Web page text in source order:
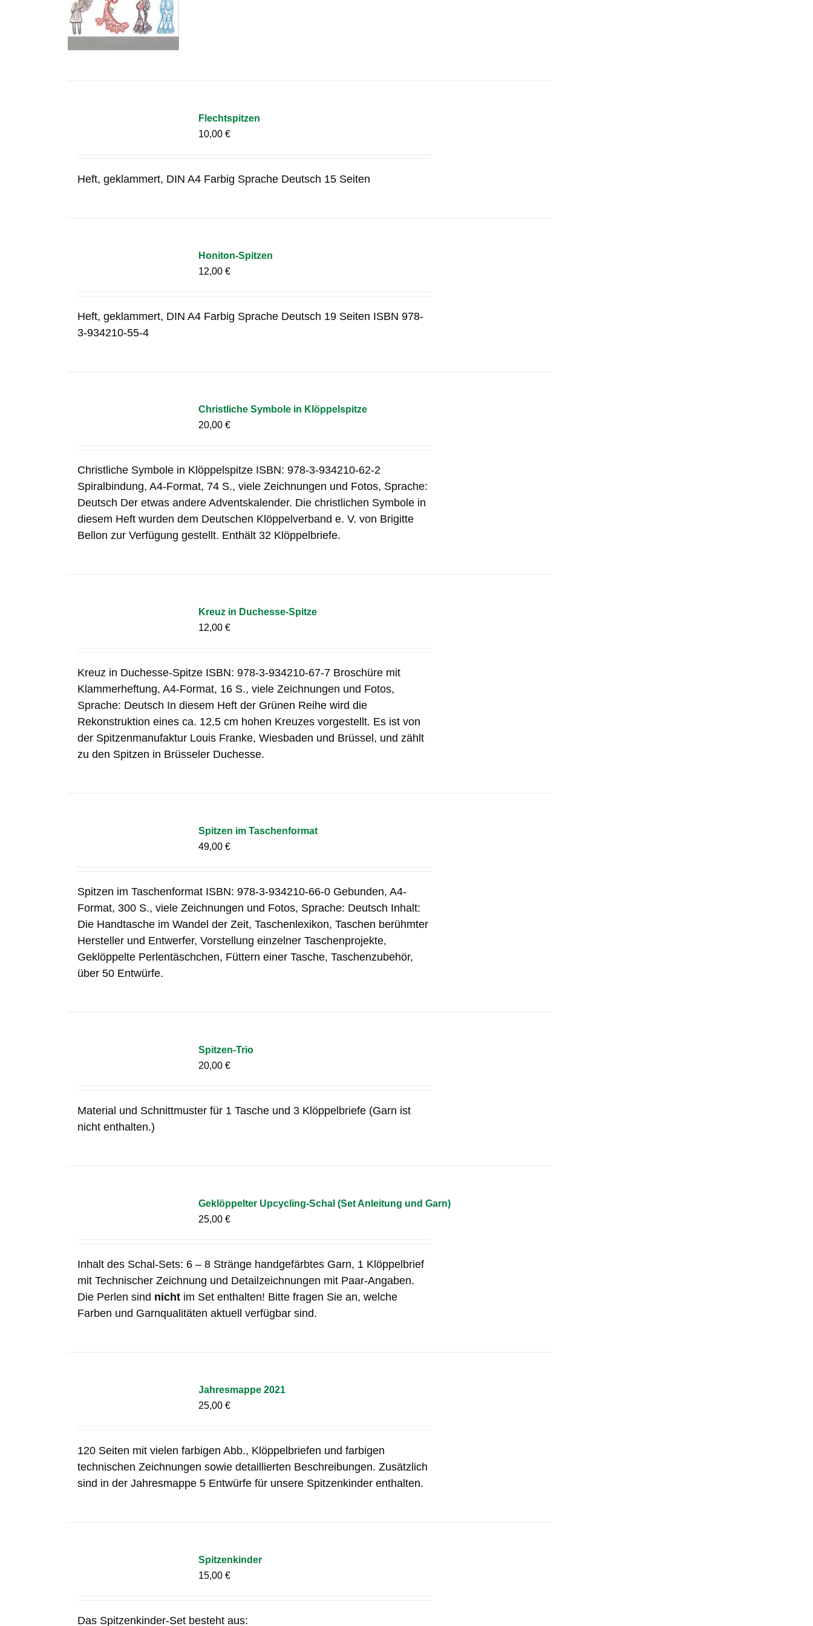
Flechtspitzen
10,00€
Heft, geklammert, DIN A4 Farbig Sprache Deutsch 15 Seiten
Honiton-Spitzen
12,00€
Heft, geklammert, DIN A4 Farbig Sprache Deutsch 19 Seiten ISBN 978-
3-934210-55-4
Christliche Symbole in Klöppelspitze
20,00€
Christliche Symbole in Klöppelspitze ISBN: 978-3-934210-62-2
Spiralbindung, A4-Format, 74 S., viele Zeichnungen und Fotos, Sprache:
Deutsch Der etwas andere Adventskalender. Die christlichen Symbole in
diesem Heft wurden dem Deutschen Klöppelverband e. V. von Brigitte
Bellon zur Verfügung gestellt. Enthält 32 Klöppelbriefe.
Kreuz in Duchesse-Spitze
12,00€
Kreuz in Duchesse-Spitze ISBN: 978-3-934210-67-7 Broschüre mit
Klammerheftung, A4-Format, 16 S., viele Zeichnungen und Fotos,
Sprache: Deutsch In diesem Heft der Grünen Reihe wird die
Rekonstruktion eines ca. 12,5 cm hohen Kreuzes vorgestellt. Es ist von
der Spitzenmanufaktur Louis Franke, Wiesbaden und Brüssel, und zählt
zu den Spitzen in Brüsseler Duchesse.
Spitzen im Taschenformat
49,00€
Spitzen im Taschenformat ISBN: 978-3-934210-66-0 Gebunden, A4-
Format, 300 S., viele Zeichnungen und Fotos, Sprache: Deutsch Inhalt:
Die Handtasche im Wandel der Zeit, Taschenlexikon, Taschen berühmter
Hersteller und Entwerfer, Vorstellung einzelner Taschenprojekte,
Geklöppelte Perlentäschchen, Füttern einer Tasche, Taschenzubehör,
über 50 Entwürfe.
Spitzen-Trio
20,00€
Material und Schnittmuster für 1 Tasche und 3 Klöppelbriefe (Garn ist
nicht enthalten.)
Geklöppelter Upcycling-Schal (Set Anleitung und Garn)
25,00€
Inhalt des Schal-Sets: 6 – 8 Stränge handgefärbtes Garn, 1 Klöppelbrief
mit Technischer Zeichnung und Detailzeichnungen mit Paar-Angaben.
Die Perlen sind nicht im Set enthalten! Bitte fragen Sie an, welche
Farben und Garnqualitäten aktuell verfügbar sind.
Jahresmappe 2021
25,00€
120 Seiten mit vielen farbigen Abb., Klöppelbriefen und farbigen
technischen Zeichnungen sowie detaillierten Beschreibungen. Zusätzlich
sind in der Jahresmappe 5 Entwürfe für unsere Spitzenkinder enthalten.
Spitzenkinder
15,00€
Das Spitzenkinder-Set besteht aus: